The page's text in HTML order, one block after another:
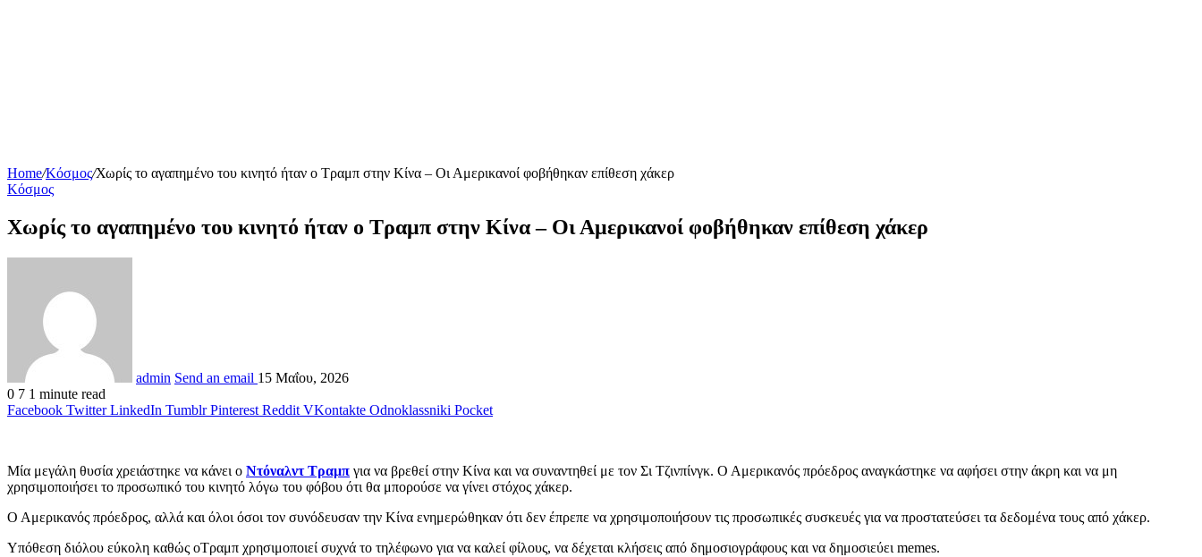
Home/Κόσμος/Χωρίς το αγαπημένο του κινητό ήταν ο Τραμπ στην Κίνα – Οι Αμερικανοί φοβήθηκαν επίθεση χάκερ
Κόσμος
Χωρίς το αγαπημένο του κινητό ήταν ο Τραμπ στην Κίνα – Οι Αμερικανοί φοβήθηκαν επίθεση χάκερ
admin Send an email 15 Μαΐου, 2026
0 7 1 minute read
Facebook Twitter LinkedIn Tumblr Pinterest Reddit VKontakte Odnoklassniki Pocket
Μία μεγάλη θυσία χρειάστηκε να κάνει ο Ντόναλντ Τραμπ για να βρεθεί στην Κίνα και να συναντηθεί με τον Σι Τζινπίνγκ. Ο Αμερικανός πρόεδρος αναγκάστηκε να αφήσει στην άκρη και να μη
χρησιμοποιήσει το προσωπικό του κινητό λόγω του φόβου ότι θα μπορούσε να γίνει στόχος χάκερ.
Ο Αμερικανός πρόεδρος, αλλά και όλοι όσοι τον συνόδευσαν την Κίνα ενημερώθηκαν ότι δεν έπρεπε να χρησιμοποιήσουν τις προσωπικές συσκευές για να προστατεύσει τα δεδομένα τους από χάκερ.
Υπόθεση διόλου εύκολη καθώς οΤραμπ χρησιμοποιεί συχνά το τηλέφωνο για να καλεί φίλους, να δέχεται κλήσεις από δημοσιογράφους και να δημοσιεύει memes.